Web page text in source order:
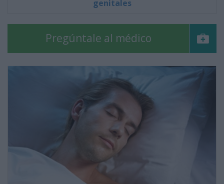
genitales
Pregúntale al médico